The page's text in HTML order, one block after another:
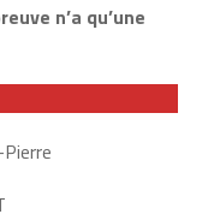
n’a qu’une